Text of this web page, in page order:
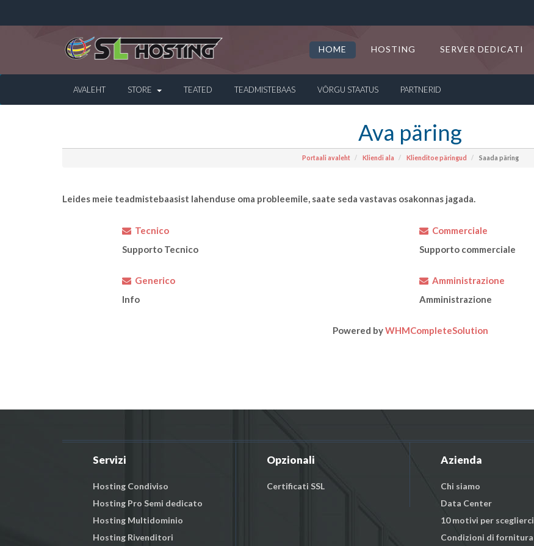
HOME HOSTING SERVER DEDICATI
AVALEHT STORE TEATED TEADMISTEBAAS VÕRGU STAATUS PARTNERID
Ava päring
Portaali avaleht Kliendi ala Klienditoe päringud Saada päring
Leides meie teadmistebaasist lahenduse oma probleemile, saate seda vastavas osakonnas jagada.
Tecnico
Supporto Tecnico
Commerciale
Supporto commerciale
Generico
Info
Amministrazione
Amministrazione
Powered byWHMCompleteSolution
Servizi
Hosting Condiviso
Hosting Pro Semi dedicato
Hosting Multidominio
Hosting Rivenditori
Opzionali
Certificati SSL
Azienda
Chi siamo
Data Center
10 motivi per sceglierci
Condizioni di fornitura